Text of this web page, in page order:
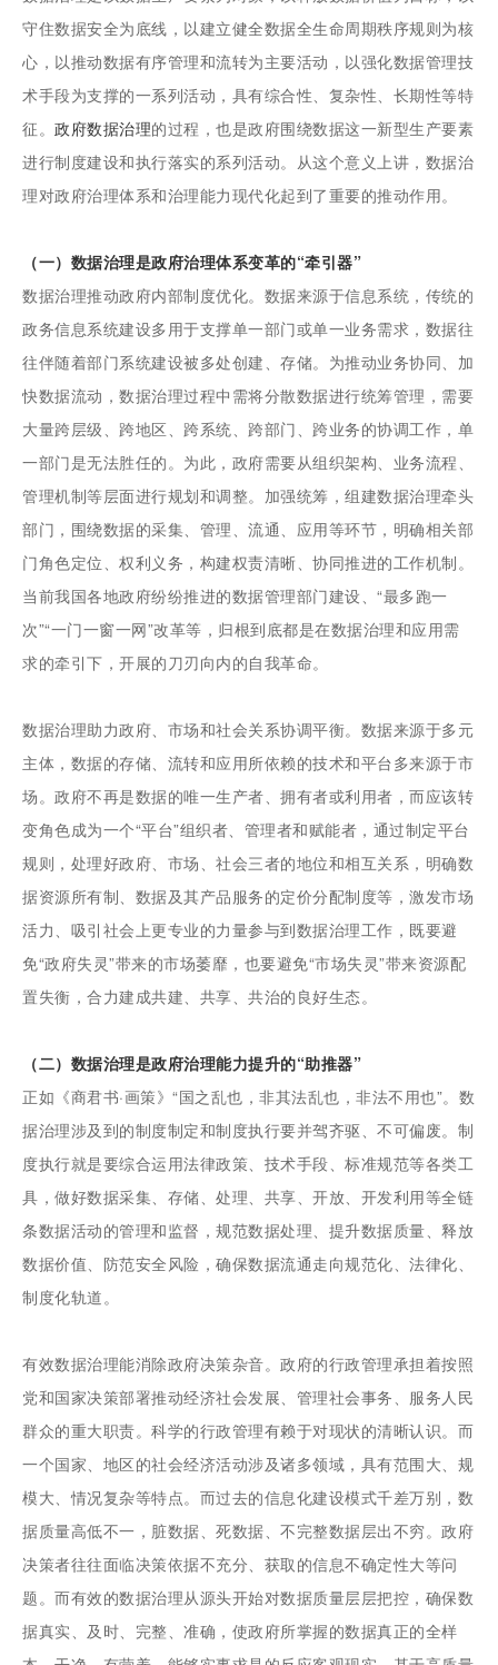
守住数据安全为底线，以建立健全数据全生命周期秩序规则为核
心，以推动数据有序管理和流转为主要活动，以强化数据管理技
术手段为支撑的一系列活动，具有综合性、复杂性、长期性等特
征。政府数据治理的过程，也是政府围绕数据这一新型生产要素
进行制度建设和执行落实的系列活动。从这个意义上讲，数据治
理对政府治理体系和治理能力现代化起到了重要的推动作用。
（一）数据治理是政府治理体系变革的“牵引器”
数据治理推动政府内部制度优化。数据来源于信息系统，传统的
政务信息系统建设多用于支撑单一部门或单一业务需求，数据往
往伴随着部门系统建设被多处创建、存储。为推动业务协同、加
快数据流动，数据治理过程中需将分散数据进行统筹管理，需要
大量跨层级、跨地区、跨系统、跨部门、跨业务的协调工作，单
一部门是无法胜任的。为此，政府需要从组织架构、业务流程、
管理机制等层面进行规划和调整。加强统筹，组建数据治理牵头
部门，围绕数据的采集、管理、流通、应用等环节，明确相关部
门角色定位、权利义务，构建权责清晰、协同推进的工作机制。
当前我国各地政府纷纷推进的数据管理部门建设、“最多跑一
次”“一门一窗一网”改革等，归根到底都是在数据治理和应用需
求的牵引下，开展的刀刃向内的自我革命。
数据治理助力政府、市场和社会关系协调平衡。数据来源于多元
主体，数据的存储、流转和应用所依赖的技术和平台多来源于市
场。政府不再是数据的唯一生产者、拥有者或利用者，而应该转
变角色成为一个“平台”组织者、管理者和赋能者，通过制定平台
规则，处理好政府、市场、社会三者的地位和相互关系，明确数
据资源所有制、数据及其产品服务的定价分配制度等，激发市场
活力、吸引社会上更专业的力量参与到数据治理工作，既要避
免“政府失灵”带来的市场萎靡，也要避免“市场失灵”带来资源配
置失衡，合力建成共建、共享、共治的良好生态。
（二）数据治理是政府治理能力提升的“助推器”
正如《商君书·画策》“国之乱也，非其法乱也，非法不用也”。数
据治理涉及到的制度制定和制度执行要并驾齐驱、不可偏废。制
度执行就是要综合运用法律政策、技术手段、标准规范等各类工
具，做好数据采集、存储、处理、共享、开放、开发利用等全链
条数据活动的管理和监督，规范数据处理、提升数据质量、释放
数据价值、防范安全风险，确保数据流通走向规范化、法律化、
制度化轨道。
有效数据治理能消除政府决策杂音。政府的行政管理承担着按照
党和国家决策部署推动经济社会发展、管理社会事务、服务人民
群众的重大职责。科学的行政管理有赖于对现状的清晰认识。而
一个国家、地区的社会经济活动涉及诸多领域，具有范围大、规
模大、情况复杂等特点。而过去的信息化建设模式千差万别，数
据质量高低不一，脏数据、死数据、不完整数据层出不穷。政府
决策者往往面临决策依据不充分、获取的信息不确定性大等问
题。而有效的数据治理从源头开始对数据质量层层把控，确保数
据真实、及时、完整、准确，使政府所掌握的数据真正的全样